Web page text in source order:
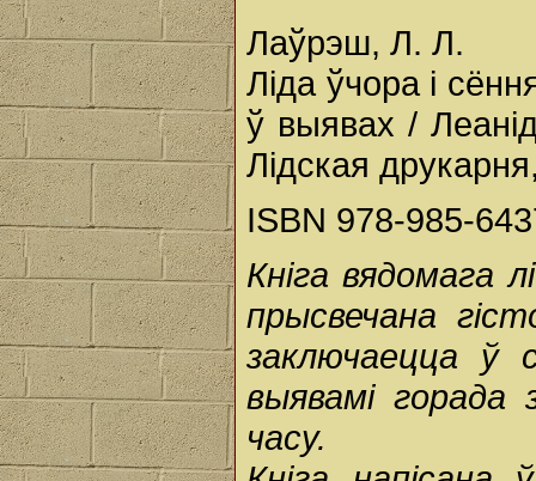
Лаўрэш, Л. Л.
Ліда ўчора і
ў выявах /
Лідская
ISBN 978-985-
Кніга вядомага
прысвечана
заключаецца ў
выявамі
часу.